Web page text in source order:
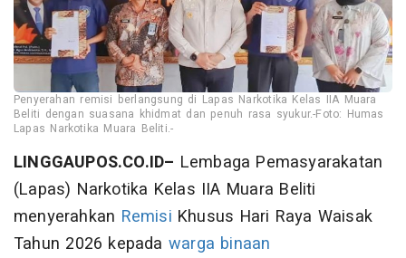
Penyerahan remisi berlangsung di Lapas Narkotika Kelas IIA Muara
Beliti dengan suasana khidmat dan penuh rasa syukur.-Foto: Humas
Lapas Narkotika Muara Beliti.-
LINGGAUPOS.CO.ID– Lembaga Pemasyarakatan
(Lapas) Narkotika Kelas IIA Muara Beliti
menyerahkan Remisi Khusus Hari Raya Waisak
Tahun 2026 kepada warga binaan